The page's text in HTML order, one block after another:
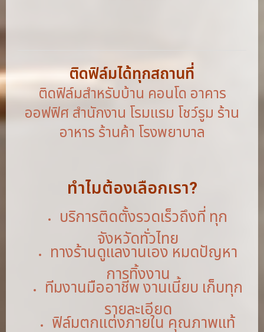
ติดฟิล์มได้ทุกสถานที่
ติดฟิล์มสำหรับบ้าน คอนโด อาคาร
ออฟฟิศ สำนักงาน โรมแรม โชว์รูม ร้าน
อาหาร ร้านค้า โรงพยาบาล
ทำไมต้องเลือกเรา?
บริการติดตั้งรวดเร็วถึงที่ ทุก
จังหวัดทั่วไทย
ทางร้านดูแลงานเอง หมดปัญหา
การทิ้งงาน
ทีมงานมืออาชีพ งานเนี้ยบ เก็บทุก
รายละเอียด
ฟิล์มตกแต่งภายใน คุณภาพแท้